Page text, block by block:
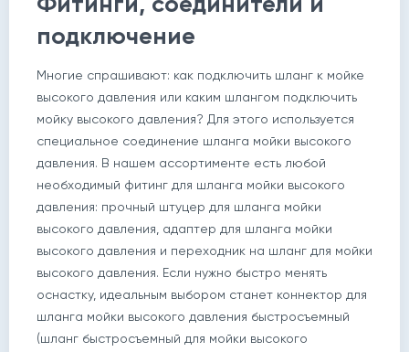
подключение
Многие спрашивают: как подключить шланг к мойке
высокого давления или каким шлангом подключить
мойку высокого давления? Для этого используется
специальное соединение шланга мойки высокого
давления. В нашем ассортименте есть любой
необходимый фитинг для шланга мойки высокого
давления: прочный штуцер для шланга мойки
высокого давления, адаптер для шланга мойки
высокого давления и переходник на шланг для мойки
высокого давления. Если нужно быстро менять
оснастку, идеальным выбором станет коннектор для
шланга мойки высокого давления быстросъемный
(шланг быстросъемный для мойки высокого